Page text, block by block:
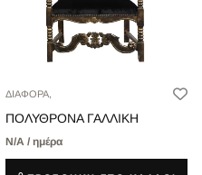
ΔΙΑΦΟΡΑ,
ΠΟΛΥΘΡΟΝΑ ΓΑΛΛΙΚΗ
Ν/Α / ημέρα